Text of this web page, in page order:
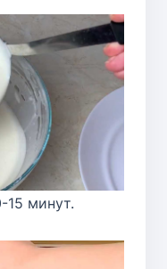
15 минут.